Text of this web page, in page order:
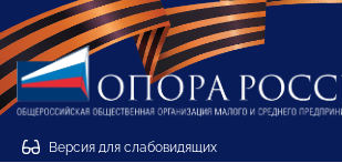
Версия для слабовидящих